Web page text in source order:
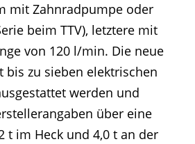
mit Zahnradpumpe oder
beim TTV), letztere mit
von 120 l/min. Die neue
bis zu sieben elektrischen
werden und
über eine
t im Heck und 4,0 t an der